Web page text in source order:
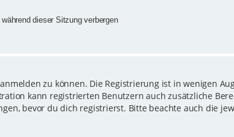
dieser Sitzung verbergen
zu können. Die Registrierung ist in wenigen
kann registrierten Benutzern auch zusätzliche
bevor du dich registrierst. Bitte beachte auch die